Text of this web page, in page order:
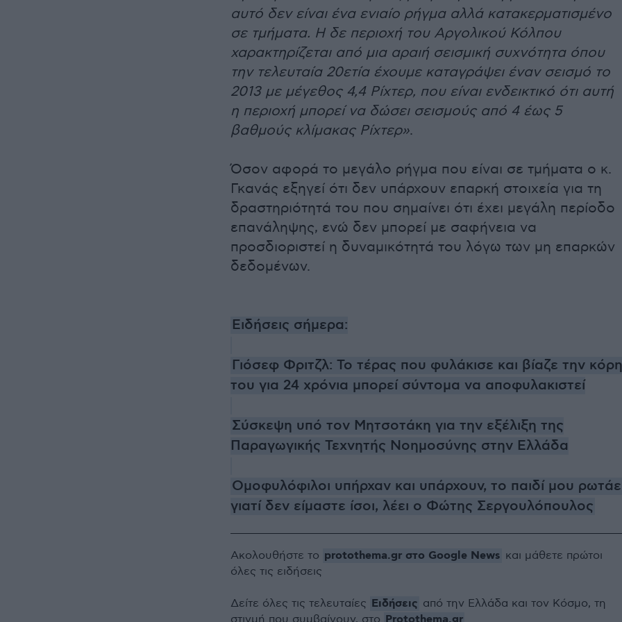
αυτό δεν είναι ένα ενιαίο ρήγμα αλλά κατακερματισμένο
σε τμήματα. Η δε περιοχή του Αργολικού Κόλπου
χαρακτηρίζεται από μια αραιή σεισμική συχνότητα όπου
την τελευταία 20ετία έχουμε καταγράψει έναν σεισμό το
2013 με μέγεθος 4,4 Ρίχτερ, που είναι ενδεικτικό ότι αυτή
η περιοχή μπορεί να δώσει σεισμούς από 4 έως 5
βαθμούς κλίμακας Ρίχτερ».
Όσον αφορά το μεγάλο ρήγμα που είναι σε τμήματα ο κ.
Γκανάς εξηγεί ότι δεν υπάρχουν επαρκή στοιχεία για τη
δραστηριότητά του που σημαίνει ότι έχει μεγάλη περίοδο
επανάληψης, ενώ δεν μπορεί με σαφήνεια να
προσδιοριστεί η δυναμικότητά του λόγω των μη επαρκών
δεδομένων.
Ειδήσεις σήμερα:
Γιόσεφ Φριτζλ: To τέρας που φυλάκισε και βίαζε την κόρη
του για 24 χρόνια μπορεί σύντομα να αποφυλακιστεί
Σύσκεψη υπό τον Μητσοτάκη για την εξέλιξη της
Παραγωγικής Τεχνητής Νοημοσύνης στην Ελλάδα
Ομοφυλόφιλοι υπήρχαν και υπάρχουν, το παιδί μου
γιατί δεν είμαστε ίσοι, λέει ο Φώτης Σεργουλόπουλος
Ακολουθήστε το protothema.gr στο Google News και μάθετε πρώτοι
όλες τις ειδήσεις
Δείτε όλες τις τελευταίες Ειδήσεις από την Ελλάδα και τον Κόσμο, τη